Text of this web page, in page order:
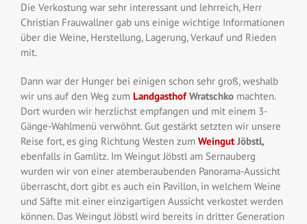
Die Verkostung war sehr interessant und lehrreich, Herr
Christian Frauwallner gab uns einige wichtige Informationen
über die Weine, Herstellung, Lagerung, Verkauf und Rieden
mit.
Dann war der Hunger bei einigen schon sehr groß, weshalb
wir uns auf den Weg zum LandgasthofWratschko machten.
Dort wurden wir herzlichst empfangen und mit einem 3-
Gänge-Wahlmenü verwöhnt. Gut gestärkt setzten wir unsere
Reise fort, es ging Richtung Westen zum WeingutJöbstl,
ebenfalls in Gamlitz. Im WeingutJöbstl am Sernauberg
wurden wir von einer atemberaubenden Panorama-Aussicht
überrascht, dort gibt es auch ein Pavillon, in welchem Weine
und Säfte mit einer einzigartigen Aussicht verkostet werden
können. Das WeingutJöbstl wird bereits in dritter Generation